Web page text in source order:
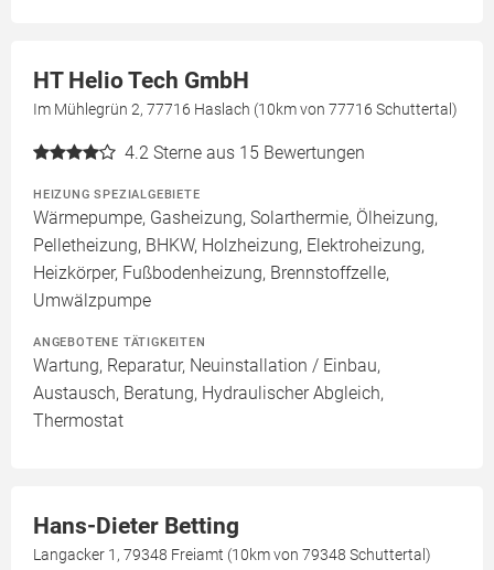
HT Helio Tech GmbH
Im Mühlegrün 2, 77716 Haslach (10km von 77716 Schuttertal)
4.2 Sterne aus 15 Bewertungen
HEIZUNG SPEZIALGEBIETE
Wärmepumpe, Gasheizung, Solarthermie, Ölheizung,
Pelletheizung, BHKW, Holzheizung, Elektroheizung,
Heizkörper, Fußbodenheizung, Brennstoffzelle,
Umwälzpumpe
ANGEBOTENE TÄTIGKEITEN
Wartung, Reparatur, Neuinstallation / Einbau,
Austausch, Beratung, Hydraulischer Abgleich,
Thermostat
Hans-Dieter Betting
Langacker 1, 79348 Freiamt (10km von 79348 Schuttertal)